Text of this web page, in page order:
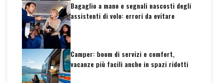
Bagaglio a mano e segnali nascosti degli
assistenti di volo: errori da evitare
Camper: boom di servizi e comfort,
vacanze più facili anche in spazi ridotti